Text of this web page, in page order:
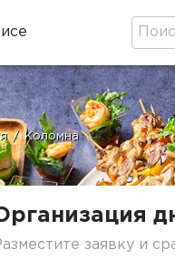
/ Коломна
заявку и